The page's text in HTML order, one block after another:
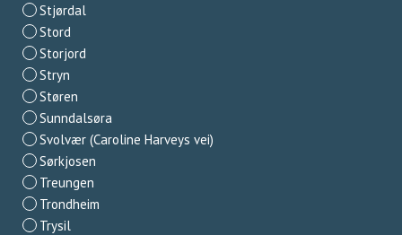
Stjørdal
Stord
Storjord
Stryn
Støren
Sunndalsøra
Svolvær (Caroline Harveys vei)
Sørkjosen
Treungen
Trondheim
Trysil